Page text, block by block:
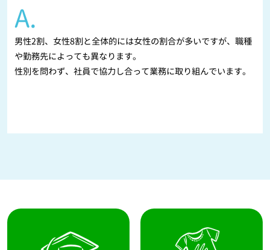
A.
男性2割、女性8割と全体的には女性の割合が多いですが、職種
や勤務先によっても異なります。
性別を問わず、社員で協力し合って業務に取り組んでいます。